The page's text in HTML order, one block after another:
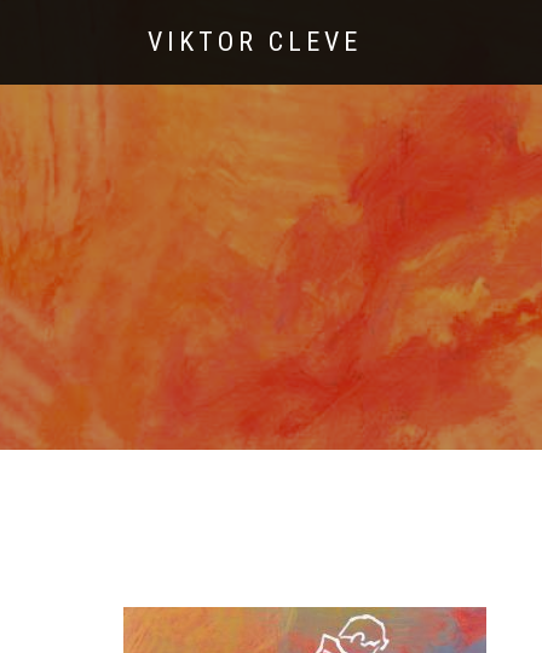
VIKTOR CLEVE